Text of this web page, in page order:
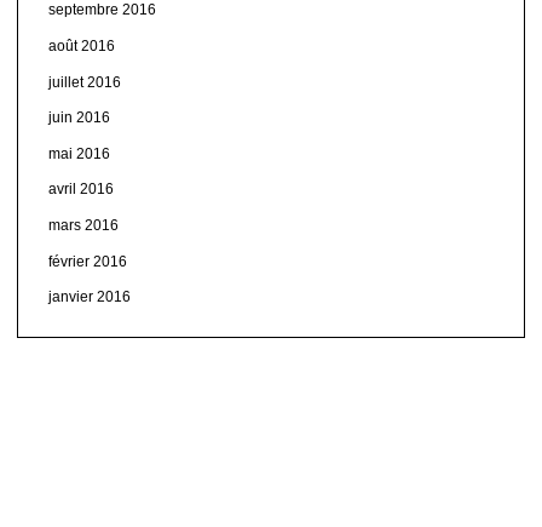
septembre 2016
août 2016
juillet 2016
juin 2016
mai 2016
avril 2016
mars 2016
février 2016
janvier 2016